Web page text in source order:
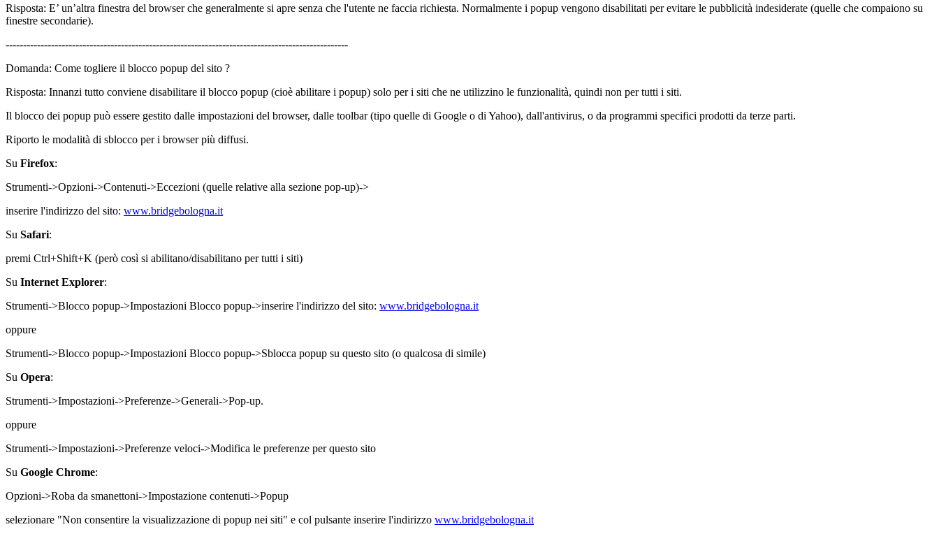
Risposta: E’ un’altra finestra del browser che generalmente si apre senza che l'utente ne faccia richiesta. Normalmente i popup vengono disabilitati per evitare le pubblicità indesiderate (quelle che compaiono su
finestre secondarie).
--------------------------------------------------------------------------------------------------
Domanda: Come togliere il blocco popup del sito ?
Risposta: Innanzi tutto conviene disabilitare il blocco popup (cioè abilitare i popup) solo per i siti che ne utilizzino le funzionalità, quindi non per tutti i siti.
Il blocco dei popup può essere gestito dalle impostazioni del browser, dalle toolbar (tipo quelle di Google o di Yahoo), dall'antivirus, o da programmi specifici prodotti da terze parti.
Riporto le modalità di sblocco per i browser più diffusi.
Su Firefox:
Strumenti->Opzioni->Contenuti->Eccezioni (quelle relative alla sezione pop-up)->
inserire l'indirizzo del sito: www.bridgebologna.it
Su Safari:
premi Ctrl+Shift+K (però così si abilitano/disabilitano per tutti i siti)
Su Internet Explorer:
Strumenti->Blocco popup->Impostazioni Blocco popup->inserire l'indirizzo del sito: www.bridgebologna.it
oppure
Strumenti->Blocco popup->Impostazioni Blocco popup->Sblocca popup su questo sito (o qualcosa di simile)
Su Opera:
Strumenti->Impostazioni->Preferenze->Generali->Pop-up.
oppure
Strumenti->Impostazioni->Preferenze veloci->Modifica le preferenze per questo sito
Su Google Chrome:
Opzioni->Roba da smanettoni->Impostazione contenuti->Popup
selezionare "Non consentire la visualizzazione di popup nei siti" e col pulsante inserire l'indirizzo www.bridgebologna.it